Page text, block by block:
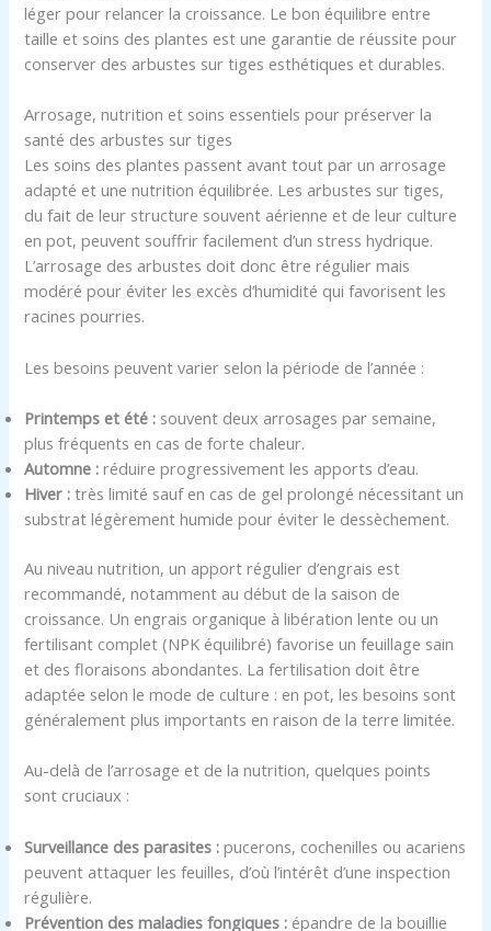
léger pour relancer la croissance. Le bon équilibre entre
taille et soins des plantes est une garantie de réussite pour
conserver des arbustes sur tiges esthétiques et durables.
Arrosage, nutrition et soins essentiels pour préserver la
santé des arbustes sur tiges
Les soins des plantes passent avant tout par un arrosage
adapté et une nutrition équilibrée. Les arbustes sur tiges,
du fait de leur structure souvent aérienne et de leur culture
en pot, peuvent souffrir facilement d’un stress hydrique.
L’arrosage des arbustes doit donc être régulier mais
modéré pour éviter les excès d’humidité qui favorisent les
racines pourries.
Les besoins peuvent varier selon la période de l’année :
Printemps et été : souvent deux arrosages par semaine,
plus fréquents en cas de forte chaleur.
Automne : réduire progressivement les apports d’eau.
Hiver : très limité sauf en cas de gel prolongé nécessitant un
substrat légèrement humide pour éviter le dessèchement.
Au niveau nutrition, un apport régulier d’engrais est
recommandé, notamment au début de la saison de
croissance. Un engrais organique à libération lente ou un
fertilisant complet (NPK équilibré) favorise un feuillage sain
et des floraisons abondantes. La fertilisation doit être
adaptée selon le mode de culture : en pot, les besoins sont
généralement plus importants en raison de la terre limitée.
Au-delà de l’arrosage et de la nutrition, quelques points
sont cruciaux :
Surveillance des parasites : pucerons, cochenilles ou acariens
peuvent attaquer les feuilles, d’où l’intérêt d’une inspection
régulière.
Prévention des maladies fongiques : épandre de la bouillie